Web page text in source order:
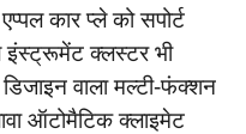
कार प्ले को सपोर्ट
इंस्ट्रूमेंट क्लस्टर भी
वाला मल्टी-फंक्शन
ऑटोमैटिक क्लाइमेट